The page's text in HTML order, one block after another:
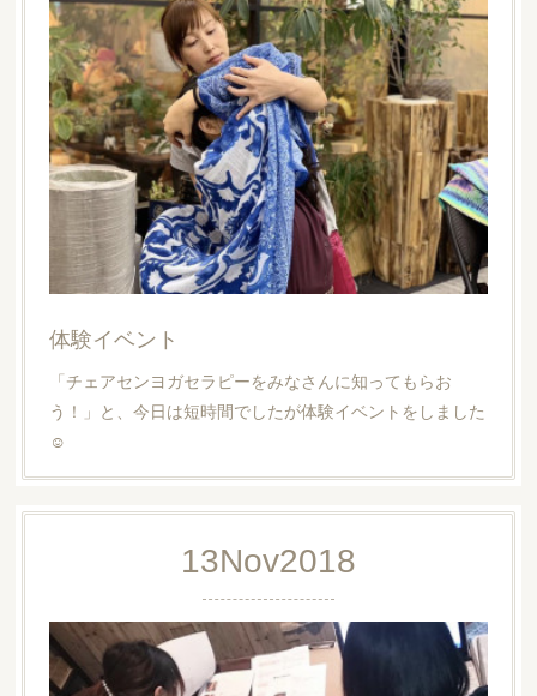
体験イベント
「チェアセンヨガセラピーをみなさんに知ってもらお
う！」と、今日は短時間でしたが体験イベントをしました
☺︎
13Nov2018